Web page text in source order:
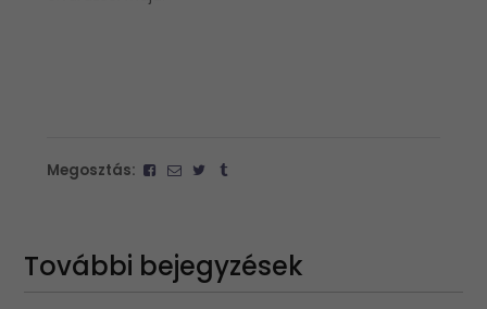
Megosztás:
További bejegyzések